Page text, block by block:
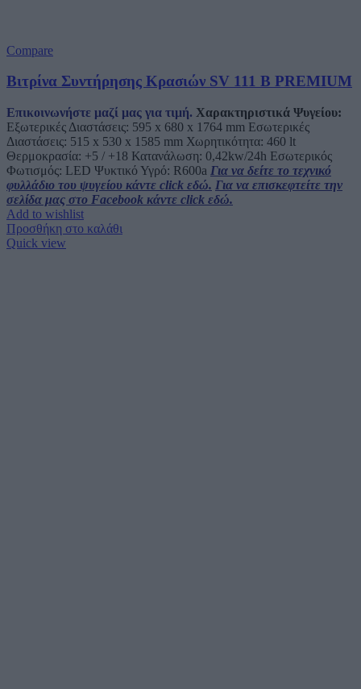
Compare
Βιτρίνα Συντήρησης Κρασιών SV 111 B PREMIUM
Επικοινωνήστε μαζί μας για τιμή. Χαρακτηριστικά Ψυγείου:
Εξωτερικές Διαστάσεις: 595 x 680 x 1764 mm Εσωτερικές
Διαστάσεις: 515 x 530 x 1585 mm Χωρητικότητα: 460 lt
Θερμοκρασία: +5 / +18 Κατανάλωση: 0,42kw/24h Εσωτερικός
Φωτισμός: LED Ψυκτικό Υγρό: R600a Για να δείτε το τεχνικό
φυλλάδιο του ψυγείου κάντε click εδώ. Για να επισκεφτείτε την
σελίδα μας στο Facebook κάντε click εδώ.
Add to wishlist
Προσθήκη στο καλάθι
Quick view